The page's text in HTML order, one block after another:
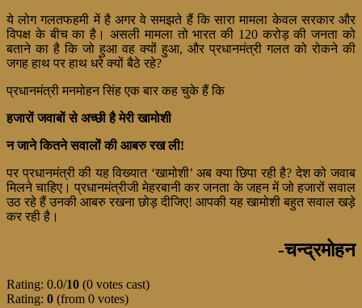
ये लोग गलतफहमी में है अगर वे समझते हैं कि सारा मामला केवल सरकार और
विपक्ष के बीच का है। असली मामला तो भारत की 120 करोड़ की जनता को
बताने का है कि जो हुआ वह क्यों हुआ, और प्रधानमंत्री गलत को रोकने की
जगह हाथ पर हाथ धरे क्यों बैठे रहे?
प्रधानमंत्री मनमोहन सिंह एक बार कह चुके हैं कि
हजारों जवाबों से अच्छी है मेरी खामोशी
न जाने कितने सवालों की आबरु रख ली!
पर प्रधानमंत्री की यह विख्यात ‘खामोशी’ अब क्या छिपा रही है? देश को जवाब
मिलने चाहिए। प्रधानमंत्रीजी मेहरबानी कर जनता के जहन में जो हजारों सवाल
उठ रहे हैं उनकी आबरु रखना छोड़ दीजिए! आपकी यह खामोशी बहुत सवाल खड़े
कर रही है।
-चन्द्रमोहन
Rating: 0.0/10 (0 votes cast)
Rating: 0 (from 0 votes)